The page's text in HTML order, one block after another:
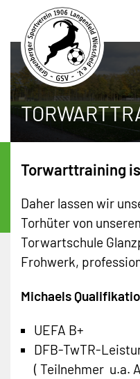
GSV
Aktuelles
Geschichte
Stadion 360°-Tour
Anfahrt
HERREN
1. Mannschaft
Herren (Ü30)
Hobby
JUNIOREN
C-Junioren
D-Junioren
E1/E2-Junioren
F-Junioren
G-Junioren (Bambini)
JUNIORINNEN
U15-Juniorinnen
U13-Juniorinnen
U12-Juniorinnen
U11-Juniorinnen
U10-Juniorinnen
KONTAKT
Torwarttraining
Daher lassen wir
Torhüter von
Torwartschule
Frohwerk,
Michaels
UEFA B+
DFB-TwTR-
( Teilnehmer u.a.